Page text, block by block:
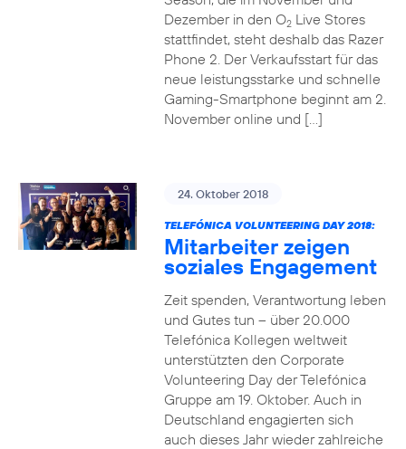
Dezember in den O2Live Stores
stattfindet, steht deshalb das Razer
Phone 2. Der Verkaufsstart für das
neue leistungsstarke und schnelle
Gaming-Smartphone beginnt am 2.
November online und […]
24. Oktober 2018
TELEFÓNICA VOLUNTEERING DAY 2018:
Mitarbeiter zeigen
soziales Engagement
Zeit spenden, Verantwortung leben
und Gutes tun – über 20.000
Telefónica Kollegen weltweit
unterstützten den Corporate
Volunteering Day der Telefónica
Gruppe am 19. Oktober. Auch in
Deutschland engagierten sich
auch dieses Jahr wieder zahlreiche